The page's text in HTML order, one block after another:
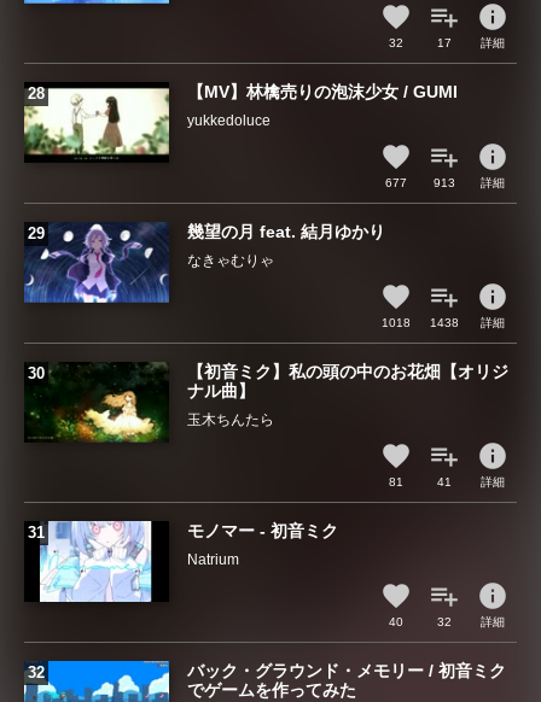
32 17
info
詳細
【MV】林檎売りの泡沫少女 / GUMI
yukkedoluce
677 913
info
詳細
幾望の月 feat. 結月ゆかり
なきゃむりゃ
1018 1438
info
詳細
【初音ミク】私の頭の中のお花畑【オリジ
ナル曲】
玉木ちんたら
81 41
info
詳細
モノマー - 初音ミク
Natrium
40 32
info
詳細
バック・グラウンド・メモリー / 初音ミク
でゲームを作ってみた